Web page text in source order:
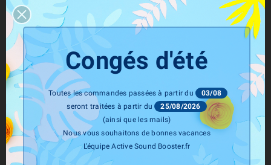
Prix380,00 €
ASR COMPONENT CETE Automotive
Congés d'été
Toutes les commandes passées à partir du
03/08
seront traitées à partir du
25/08/2026
(ainsi que les mails)
Nous vous souhaitons de bonnes vacances
L'équipe Active Sound Booster.fr